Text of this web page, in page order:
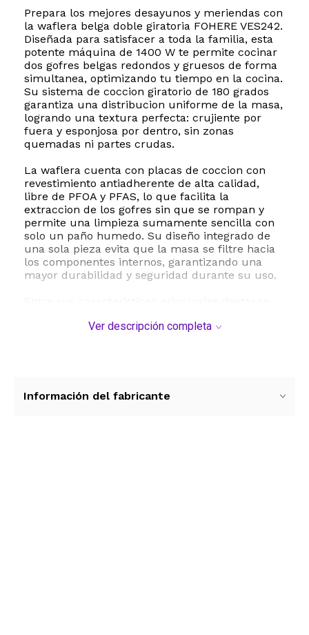
Prepara los mejores desayunos y meriendas con
la waflera belga doble giratoria FOHERE VES242.
Diseñada para satisfacer a toda la familia, esta
potente máquina de 1400 W te permite cocinar
dos gofres belgas redondos y gruesos de forma
simultanea, optimizando tu tiempo en la cocina.
Su sistema de coccion giratorio de 180 grados
garantiza una distribucion uniforme de la masa,
logrando una textura perfecta: crujiente por
fuera y esponjosa por dentro, sin zonas
quemadas ni partes crudas.
La waflera cuenta con placas de coccion con
revestimiento antiadherente de alta calidad,
libre de PFOA y PFAS, lo que facilita la
extraccion de los gofres sin que se rompan y
permite una limpieza sumamente sencilla con
solo un paño humedo. Su diseño integrado de
una sola pieza evita que la masa se filtre hacia
los componentes internos, garantizando una
mayor durabilidad y seguridad durante su uso.
momento exacto para verter la masa, un mango
un peso de 3 kg, es ideal para cualquier cocina
Ver descripción completa
Información del fabricante